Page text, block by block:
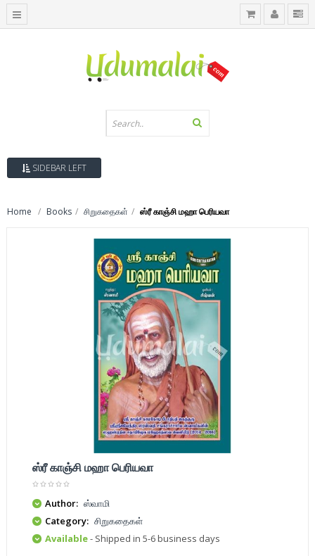
SIDEBAR LEFT
Home Books சிறுகதைகள் ஸ்ரீ காஞ்சி மஹா பெரியவா
ஸ்ரீ காஞ்சி மஹா பெரியவா
Author: ஸ்வாமி
Category: சிறுகதைகள்
Available- Shipped in 5-6 business days